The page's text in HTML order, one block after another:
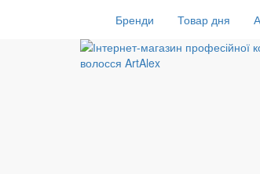
Бренди Товар дня